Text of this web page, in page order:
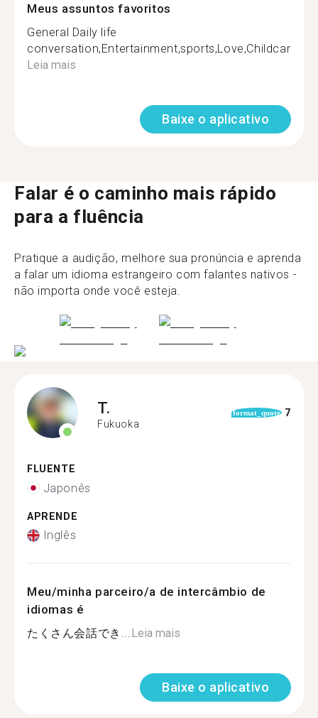
Meus assuntos favoritos
General Daily life
Leia mais
Baixe o aplicativo
Falar é o caminho mais rápido
para a fluência
Pratique a audição, melhore sua pronúncia e aprenda
a falar um idioma estrangeiro com falantes nativos -
não importa onde você esteja.
T.
Fukuoka
format_quote 7
FLUENTE
Japonês
APRENDE
Inglês
Meu/minha parceiro/a de intercâmbio de
idiomas é
たくさん会話でき...Leia mais
Baixe o aplicativo